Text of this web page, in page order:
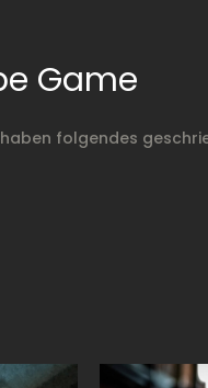
Game
folgendes